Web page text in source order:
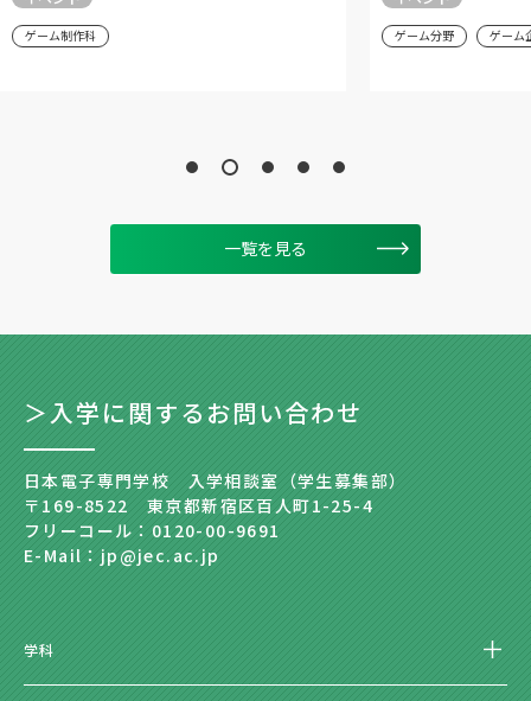
ゲーム制作科 ゲーム分野 ゲーム
一覧を見る
＞入学に関するお問い合わせ
日本電子専門学校 入学相談室（学生募集部）
〒169-8522 東京都新宿区百人町1-25-4
フリーコール：0120-00-9691
E-Mail：jp@jec.ac.jp
学科